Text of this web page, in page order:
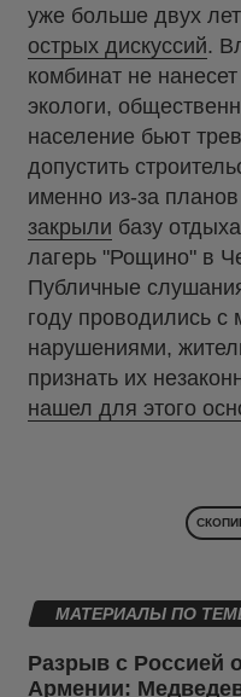
уже больше двух лет
острых дискуссий.
комбинат не
экологи,
население бьют
допустить
именно из-за
закрыли базу
лагерь "Рощино" в
Публичные
году проводились с
нарушениями,
признать их
нашел для этого
МАТЕРИАЛЫ ПО
Разрыв с Россией
Армении: